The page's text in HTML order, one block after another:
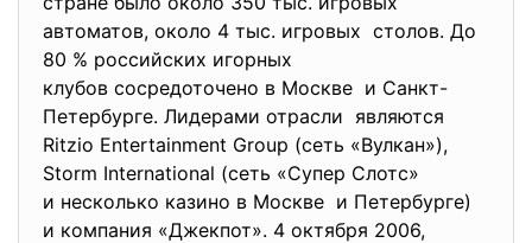
автоматов, около 4 тыс. игровых столов. До
80 % российских игорных
клубов сосредоточено в Москве и Санкт-
Петербурге. Лидерами отрасли являются
Ritzio Entertainment Group (сеть «Вулкан»),
Storm International (сеть «Супер Слотс»
и несколько казино в Москве и Петербурге)
и компания «Джекпот». 4 октября 2006,